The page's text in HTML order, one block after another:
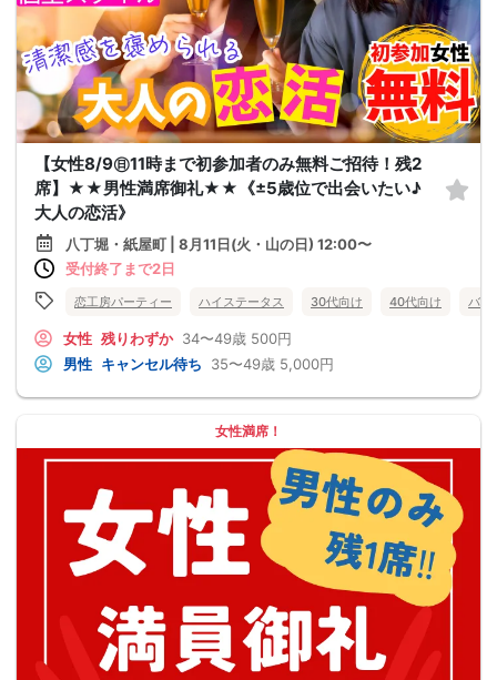
【女性8/9㊐11時まで初参加者のみ無料ご招待！残2
席】★★男性満席御礼★★《±5歳位で出会いたい♪
大人の恋活》
八丁堀・紙屋町 | 8月11日(火・山の日) 12:00〜
受付終了まで2日
恋工房パーティー ハイステータス 30代向け 40代向け バツ
女性 残りわずか 34〜49歳 500円
男性 キャンセル待ち 35〜49歳 5,000円
女性満席！